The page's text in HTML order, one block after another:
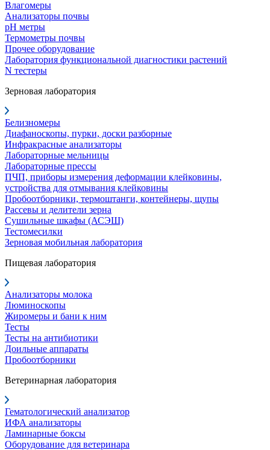
Влагомеры
Анализаторы почвы
pH метры
Термометры почвы
Прочее оборудование
Лаборатория функциональной диагностики растений
N тестеры
Зерновая лаборатория
Белизномеры
Диафаноскопы, пурки, доски разборные
Инфракрасные анализаторы
Лабораторные мельницы
Лабораторные прессы
ПЧП, приборы измерения деформации клейковины,
устройства для отмывания клейковины
Пробоотборники, термоштанги, контейнеры, щупы
Рассевы и делители зерна
Сушильные шкафы (АСЭШ)
Тестомесилки
Зерновая мобильная лаборатория
Пищевая лаборатория
Анализаторы молока
Люминоскопы
Жиромеры и бани к ним
Тесты
Тесты на антибиотики
Доильные аппараты
Пробоотборники
Ветеринарная лаборатория
Гематологический анализатор
ИФА анализаторы
Ламинарные боксы
Оборудование для ветеринара